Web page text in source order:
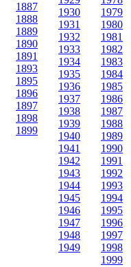
1887
1888
1889
1890
1891
1893
1895
1896
1897
1898
1899
1930
1931
1932
1933
1934
1935
1936
1937
1938
1939
1940
1941
1942
1943
1944
1945
1946
1947
1948
1949
1979
1980
1981
1982
1983
1984
1985
1986
1987
1988
1989
1990
1991
1992
1993
1994
1995
1996
1997
1998
1999